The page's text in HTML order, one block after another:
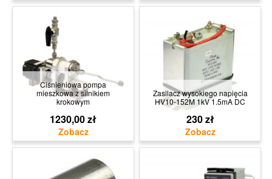
Ciśnieniowa pompa
mieszkowa z silnikiem
krokowym
1230,00 zł
Zasilacz wysokiego napięcia
HV10-152M 1kV 1.5mA DC
230 zł